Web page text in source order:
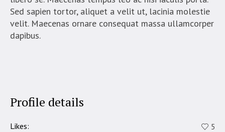
Sed sapien tortor, aliquet a velit ut, lacinia molestie
velit. Maecenas ornare consequat massa ullamcorper
dapibus.
Profile details
Likes: 5